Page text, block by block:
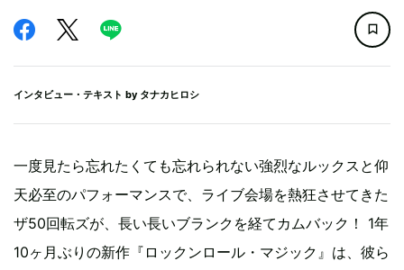
インタビュー・テキスト by タナカヒロシ
一度見たら忘れたくても忘れられない強烈なルックスと仰
天必至のパフォーマンスで、ライブ会場を熱狂させてきた
ザ50回転ズが、長い長いブランクを経てカムバック！ 1年
10ヶ月ぶりの新作『ロックンロール・マジック』は、彼ら